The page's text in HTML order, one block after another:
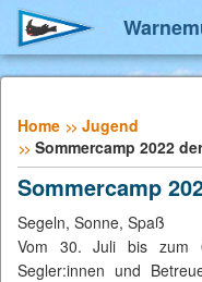
Home
Jugend
Sommercamp 2022
Sommercamp
Segeln, Sonne, Spaß
Vom 30. Juli bis zum
Segler:innen und